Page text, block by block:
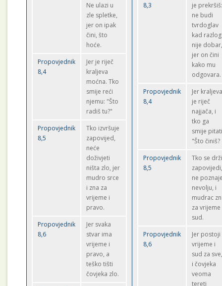
Ne ulazi u
zle spletke,
jer on ipak
čini, što
hoće.
Propovjednik
8,4
Jer je riječ
kraljeva
moćna. Tko
smije reći
njemu: "Što
radiš tu?"
Propovjednik
8,5
Tko izvršuje
zapovijed,
neće
doživjeti
ništa zlo, jer
mudro srce
i zna za
vrijeme i
pravo.
Propovjednik
8,6
Jer svaka
stvar ima
vrijeme i
pravo, a
teško tišti
čovjeka zlo.
8,3
je
ne budi
tvrdoglav
kad razlog
nije
jer on čini
kako mu
odgovara.
Propovjednik
8,4
Jer
je riječ
najjača, i
tko ga
smije
"Što činiš?
Propovjednik
8,5
Tko se
ne
nevolju, i
mudrac
za vrijeme
sud.
Propovjednik
8,6
Jer postoji
vrijeme i
sud za
i čovjeka
veoma
tereti